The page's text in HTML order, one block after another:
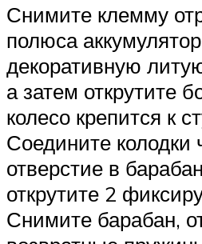
Снимите клемму
полюса
декоративную
а затем открутите
колесо крепится к
Соедините колодки
отверстие в
открутите 2
Снимите барабан,